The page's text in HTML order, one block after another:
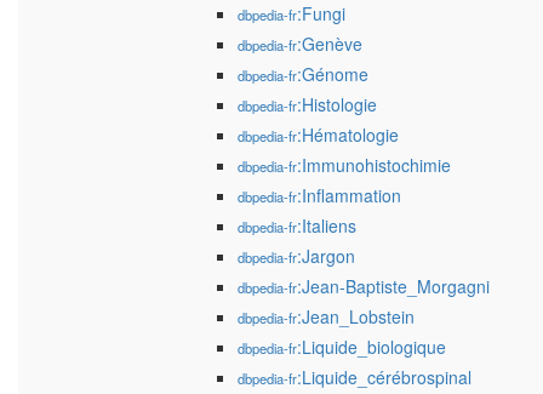
dbpedia-fr:Fungi
dbpedia-fr:Genève
dbpedia-fr:Génome
dbpedia-fr:Histologie
dbpedia-fr:Hématologie
dbpedia-fr:Immunohistochimie
dbpedia-fr:Inflammation
dbpedia-fr:Italiens
dbpedia-fr:Jargon
dbpedia-fr:Jean-Baptiste_Morgagni
dbpedia-fr:Jean_Lobstein
dbpedia-fr:Liquide_biologique
dbpedia-fr:Liquide_cérébrospinal